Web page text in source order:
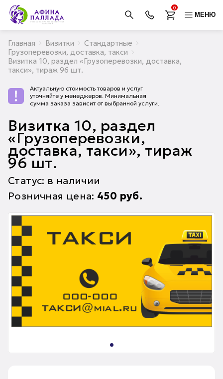
0
МЕНЮ
Главная Визитки
Стандартные
Грузоперевозки, доставка, такси
Визитка 10, раздел «Грузоперевозки, доставка,
такси», тираж 96 шт.
Актуальную стоимость товаров и услуг
уточняйте у менеджеров. Минимальная
сумма заказа зависит от выбранной услуги.
Визитка 10, раздел
«Грузоперевозки,
доставка, такси», тираж
96 шт.
Статус: в наличии
Розничная цена: 450 руб.